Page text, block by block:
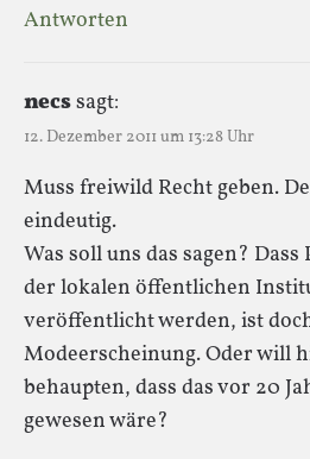
Antworten
necssagt:
12. Dezember 2011 um 13:28 Uhr
Muss freiwild Recht geben.
eindeutig.
Was soll uns das sagen?
der lokalen öffentlichen
veröffentlicht werden, ist
Modeerscheinung. Oder will
behaupten, dass das vor 20
gewesen wäre?